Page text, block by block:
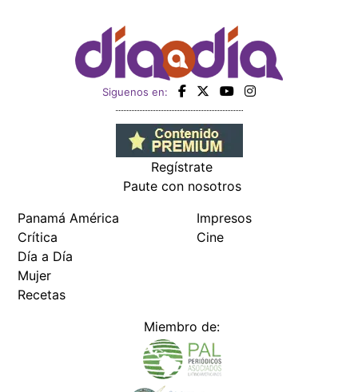
Siguenos en:
Regístrate
Paute con nosotros
Panamá América
Crítica
Día a Día
Mujer
Recetas
Impresos
Cine
Miembro de: